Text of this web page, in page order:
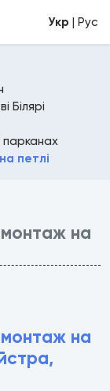
Укр | Рус
Білярі
парканах
петлі
монтаж на
монтаж на